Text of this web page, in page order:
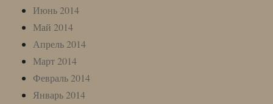
Июнь 2014
Май 2014
Апрель 2014
Март 2014
Февраль 2014
Январь 2014